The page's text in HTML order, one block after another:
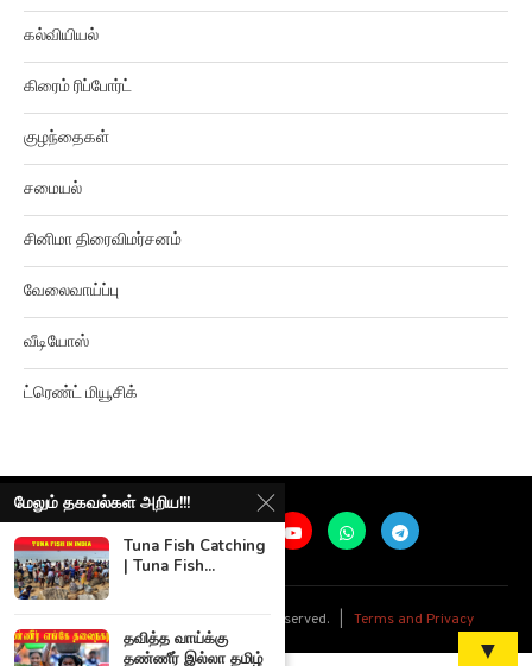
கல்வியியல்
கிரைம் ரிப்போர்ட்
குழந்தைகள்
சமையல்
சினிமா திரைவிமர்சனம்
வேலைவாய்ப்பு
வீடியோஸ்
ட்ரெண்ட் மியூசிக்
Ariviyalpuram. All rights reserved. | Terms and Privacy
மேலும் தகவல்கள் அறிய!!!
Tuna Fish Catching
| Tuna Fish...
தவித்த வாய்க்கு
தண்ணீர் இல்லா தமிழ்
▼